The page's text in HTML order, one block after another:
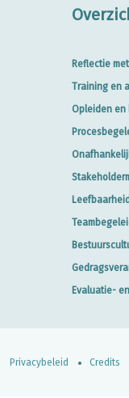
Reflectie
Training en
Opleiden en
Evaluatie-
Privacybeleid Credits